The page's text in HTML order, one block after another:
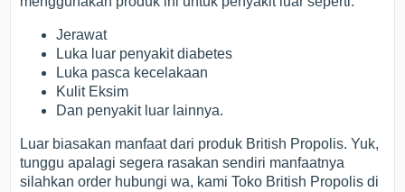
Jerawat
Luka luar penyakit diabetes
Luka pasca kecelakaan
Kulit Eksim
Dan penyakit luar lainnya.
Luar biasakan manfaat dari produk British Propolis. Yuk,
tunggu apalagi segera rasakan sendiri manfaatnya
silahkan order hubungi wa, kami Toko British Propolis di